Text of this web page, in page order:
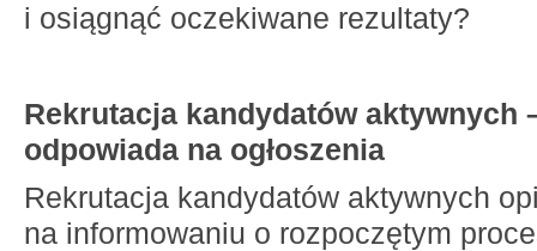
i osiągnąć oczekiwane rezultaty?
Rekrutacja kandydatów aktywnych
odpowiada na ogłoszenia
Rekrutacja kandydatów aktywnych
na informowaniu o rozpoczętym